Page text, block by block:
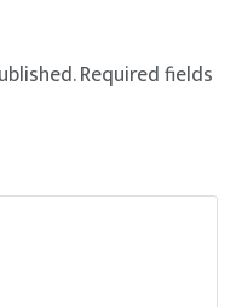
Required fields